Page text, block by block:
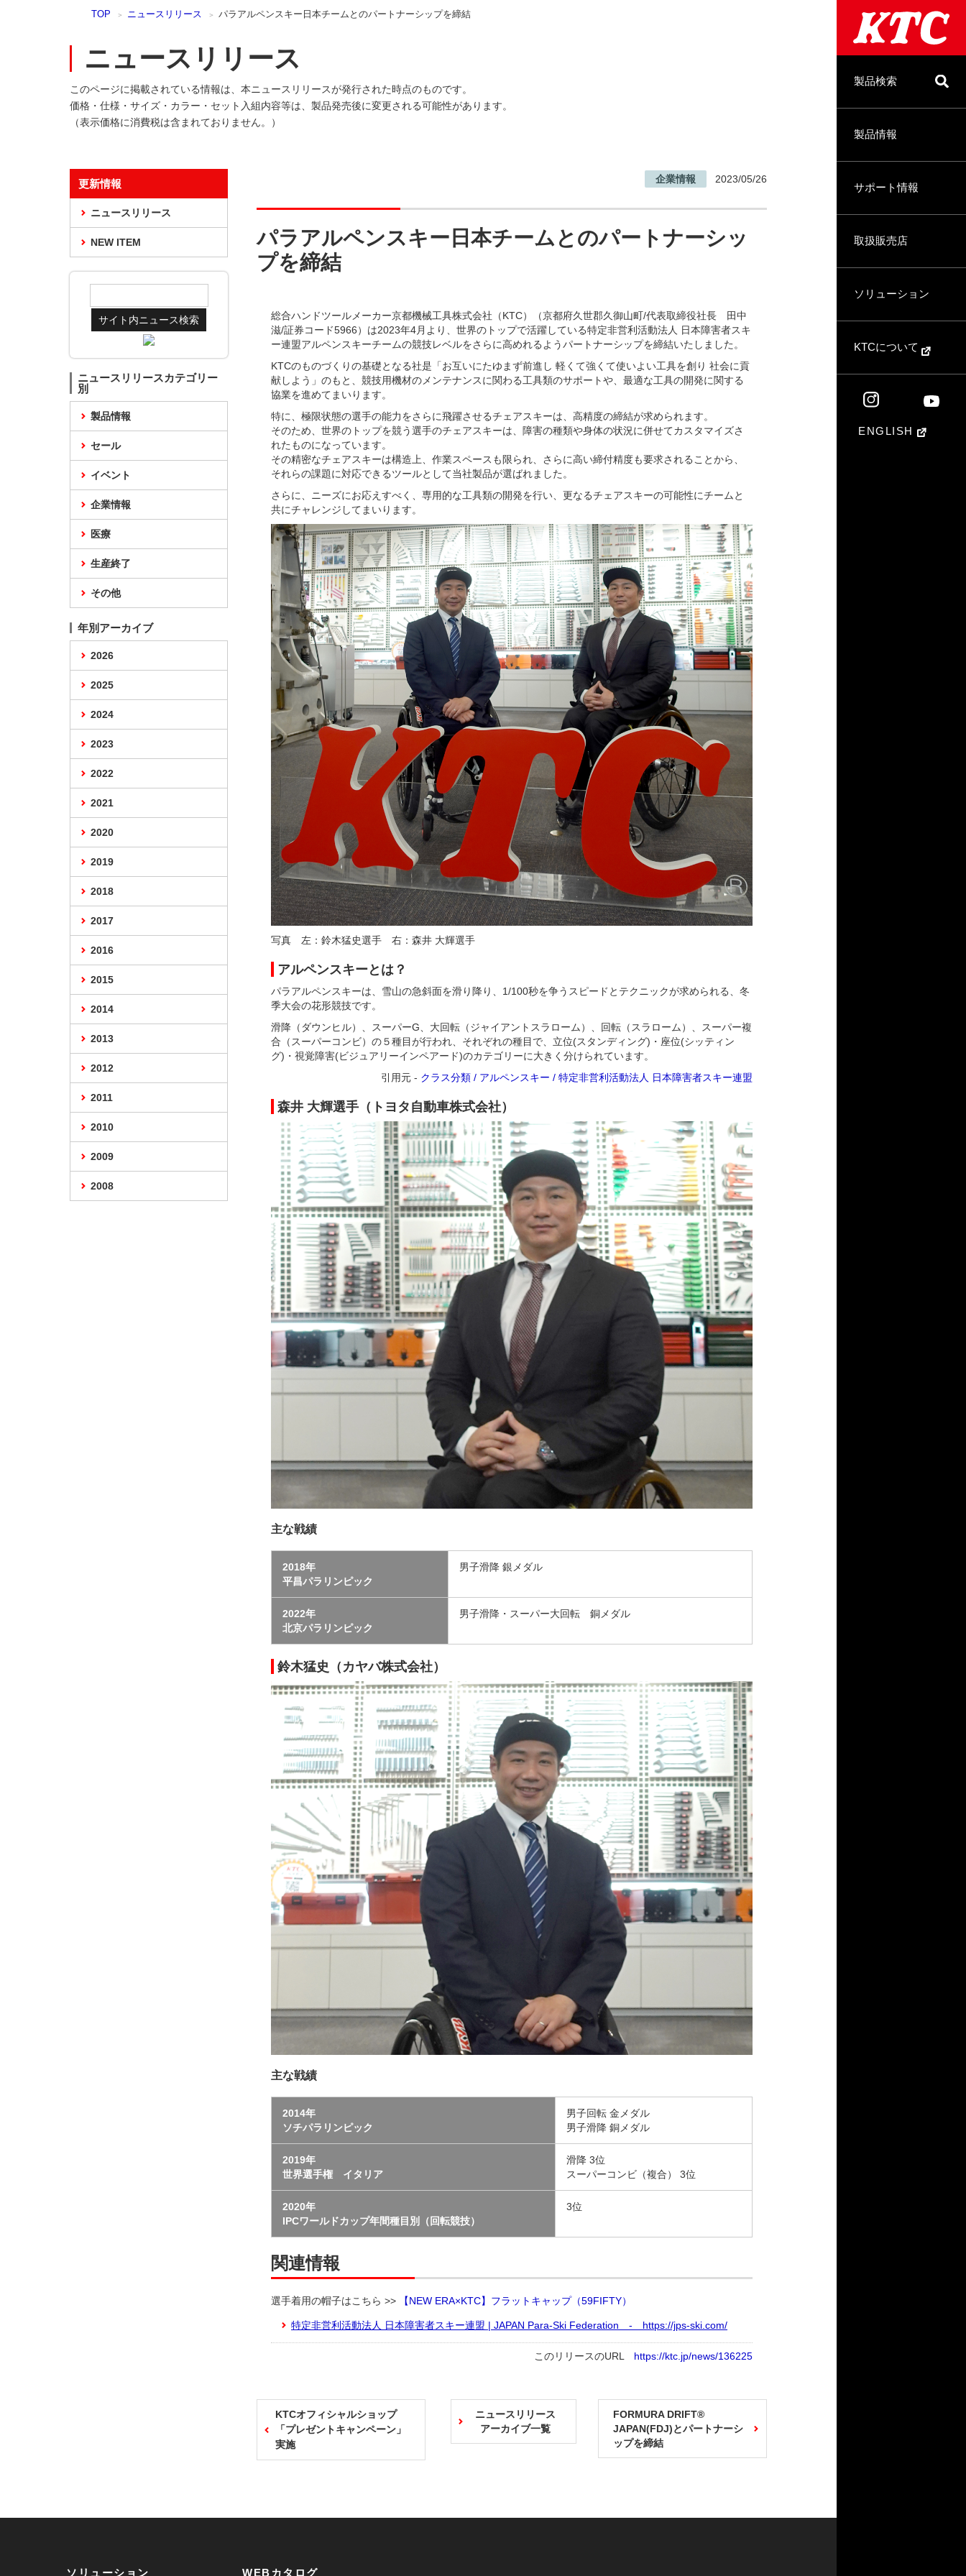
製品検索
製品情報
サポート情報
取扱販売店
ソリューション
KTCについて
ENGLISH
TOP ニュースリリース パラアルペンスキー日本チームとのパートナーシップを締結
ニュースリリース
このページに掲載されている情報は、本ニュースリリースが発行された時点のものです。
価格・仕様・サイズ・カラー・セット入組内容等は、製品発売後に変更される可能性があります。
（表示価格に消費税は含まれておりません。）
企業情報 2023/05/26
パラアルペンスキー日本チームとのパートナーシッ
プを締結
総合ハンドツールメーカー京都機械工具株式会社（KTC）（京都府久世郡久御山町/代表取締役社長 田中
滋/証券コード5966）は2023年4月より、世界のトップで活躍している特定非営利活動法人 日本障害者スキ
ー連盟アルペンスキーチームの競技レベルをさらに高めれるようパートナーシップを締結いたしました。
KTCのものづくりの基礎となる社是「お互いにたゆまず前進し 軽くて強くて使いよい工具を創り 社会に貢
献しよう」のもと、競技用機材のメンテナンスに関わる工具類のサポートや、最適な工具の開発に関する
協業を進めてまいります。
特に、極限状態の選手の能力をさらに飛躍させるチェアスキーは、高精度の締結が求められます。
そのため、世界のトップを競う選手のチェアスキーは、障害の種類や身体の状況に併せてカスタマイズさ
れたものになっています。
その精密なチェアスキーは構造上、作業スペースも限られ、さらに高い締付精度も要求されることから、
それらの課題に対応できるツールとして当社製品が選ばれました。
さらに、ニーズにお応えすべく、専用的な工具類の開発を行い、更なるチェアスキーの可能性にチームと
共にチャレンジしてまいります。
写真 左：鈴木猛史選手 右：森井 大輝選手
アルペンスキーとは？
パラアルペンスキーは、雪山の急斜面を滑り降り、1/100秒を争うスピードとテクニックが求められる、冬
季大会の花形競技です。
滑降（ダウンヒル）、スーパーG、大回転（ジャイアントスラローム）、回転（スラローム）、スーパー複
合（スーパーコンビ）の５種目が行われ、それぞれの種目で、立位(スタンディング)・座位(シッティン
グ)・視覚障害(ビジュアリーインペアード)のカテゴリーに大きく分けられています。
引用元 - クラス分類 / アルペンスキー / 特定非営利活動法人 日本障害者スキー連盟
森井 大輝選手（トヨタ自動車株式会社）
主な戦績
2018年
平昌パラリンピック
男子滑降 銀メダル
2022年
北京パラリンピック
男子滑降・スーパー大回転 銅メダル
鈴木猛史（カヤバ株式会社）
主な戦績
2014年
ソチパラリンピック
男子回転 金メダル
男子滑降 銅メダル
2019年
世界選手権 イタリア
滑降 3位
スーパーコンビ（複合） 3位
2020年
IPCワールドカップ年間種目別（回転競技）
3位
関連情報
選手着用の帽子はこちら >> 【NEW ERA×KTC】フラットキャップ（59FIFTY）
特定非営利活動法人 日本障害者スキー連盟 | JAPAN Para-Ski Federation - https://jps-ski.com/
このリリースのURL https://ktc.jp/news/136225
KTCオフィシャルショップ
「プレゼントキャンペーン」
実施
ニュースリリース
アーカイブ一覧
FORMURA DRIFT®
JAPAN(FDJ)とパートナーシ
ップを締結
更新情報
ニュースリリース
NEW ITEM
ニュースリリースカテゴリー
別
製品情報
セール
イベント
企業情報
医療
生産終了
その他
年別アーカイブ
2026
2025
2024
2023
2022
2021
2020
2019
2018
2017
2016
2015
2014
2013
2012
2011
2010
2009
2008
ソリューション WEBカタログ